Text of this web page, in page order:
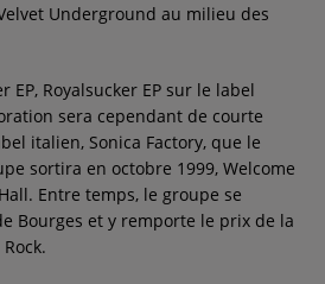
Underground au milieu des
EP, Royalsucker EP sur le label
sera cependant de courte
italien, Sonica Factory, que le
sortira en octobre 1999, Welcome
Entre temps, le groupe se
Bourges et y remporte le prix de la